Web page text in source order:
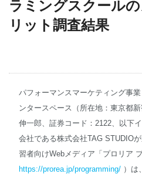
IR情報
お問い合わせ
English
ラミングスクール
リット調査結果
パフォーマンスマーケティング事
ンタースペース（所在地：東京都
伸一郎、証券コード：2122、以下
会社である株式会社TAG STUDIO
習者向けWebメディア「プロリア
https://prorea.jp/programming/）は